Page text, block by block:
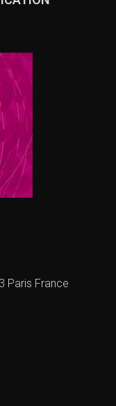
Paris France